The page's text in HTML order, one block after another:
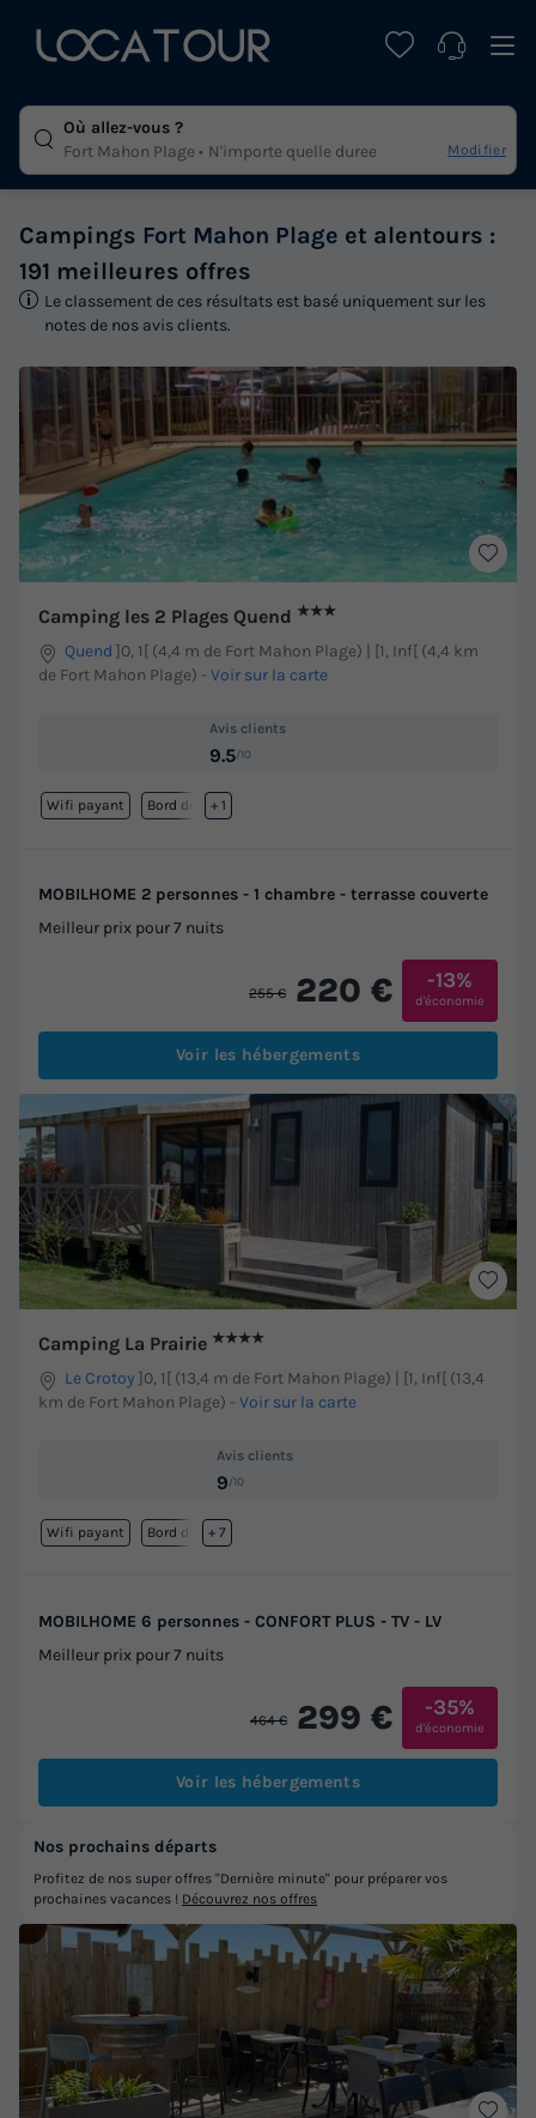
Où allez-vous ?
Fort Mahon Plage
N'importe quelle duree Modifier
Campings Fort Mahon Plage et alentours :
191 meilleures offres
Le classement de ces résultats est basé uniquement sur les
notes de nos avis clients.
Camping les 2 Plages Quend ★★★
Quend ]0, 1[ (4,4 m de Fort Mahon Plage) | [1, Inf[ (4,4 km
de Fort Mahon Plage) - Voir sur la carte
Avis clients
9.5/10
Wifi payant Bord de mer
+ 1
MOBILHOME 2 personnes - 1 chambre - terrasse couverte
Meilleur prix pour 7 nuits
255 € 220 € -13%
d'économie
Voir les hébergements
Camping La Prairie ★★★★
Le Crotoy ]0, 1[ (13,4 m de Fort Mahon Plage) | [1, Inf[ (13,4
km de Fort Mahon Plage) - Voir sur la carte
Avis clients
9/10
Wifi payant Bord de mer
+ 7
MOBILHOME 6 personnes - CONFORT PLUS - TV - LV
Meilleur prix pour 7 nuits
464 € 299 € -35%
d'économie
Voir les hébergements
Nos prochains départs
Profitez de nos super offres "Dernière minute" pour préparer vos
prochaines vacances ! Découvrez nos offres